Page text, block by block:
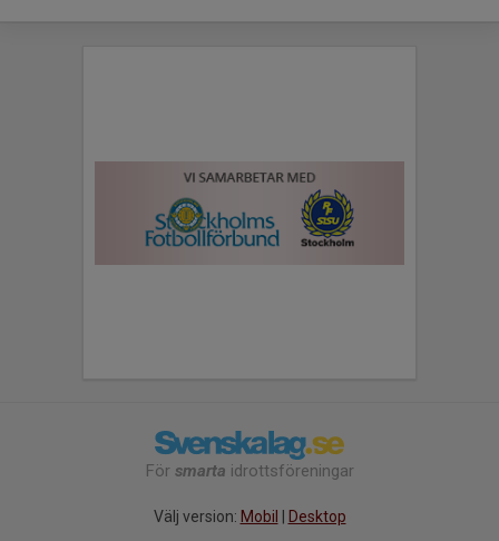
För smarta idrottsföreningar
Välj version: Mobil Desktop